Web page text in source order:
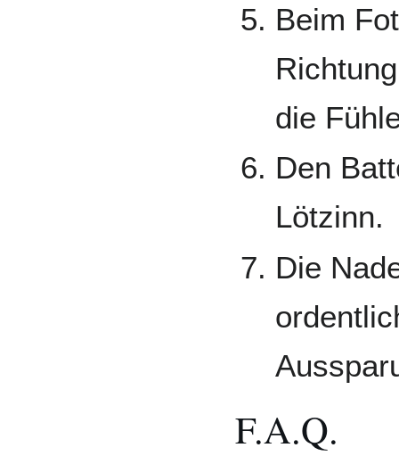
Beim
die
Den
Lötzinn.
Die
F.A.Q.